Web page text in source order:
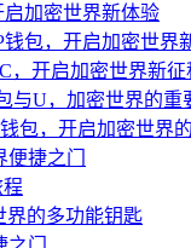
加密世界新体验
包，开启加密世界
，开启加密世界新征
与U，加密世界的重
包，开启加密世界
捷之门
界的多功能钥匙